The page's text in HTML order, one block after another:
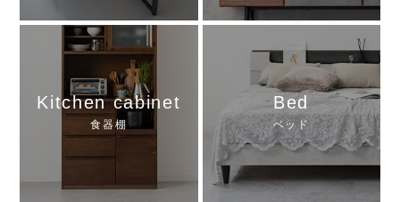
Kitchen cabinet
食器棚
Bed
ベッド